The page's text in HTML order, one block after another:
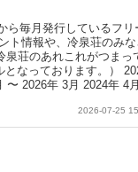
ら毎月発行しているフリ
ト情報や、冷泉荘のみな
泉荘のあれこれがつまっ
となっております。）
〜 2026年 3月 2024年 4
年 4月 〜 2021年 3月
〜 2019年 3月 2017年 4
2026-07-25